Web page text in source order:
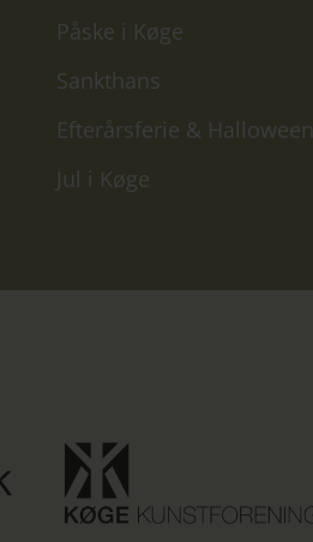
Påske i Køge
Sankthans
Efterårsferie & Halloween
Jul i Køge
Klassisk
støtter
Kultur:Køge